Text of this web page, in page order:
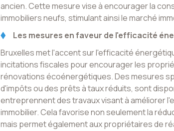
ancien. Cette mesure vise à encourager la
immobiliers neufs, stimulant ainsi le marché
Les mesures en faveur de l'efficacité
Bruxelles met l'accent sur l'efficacité
incitations fiscales pour encourager les
rénovations écoénergétiques. Des mesures
d'impôts ou des prêts à taux réduits, sont
entreprennent des travaux visant à améliorer
immobilier. Cela favorise non seulement la
mais permet également aux propriétaires de